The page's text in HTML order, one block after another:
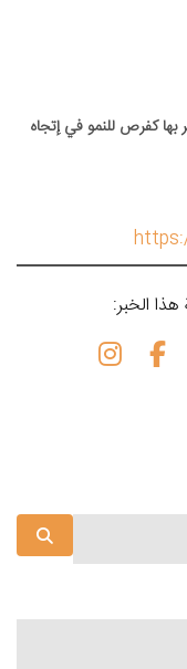
كفرص للنمو في إتجاه
الخبر: